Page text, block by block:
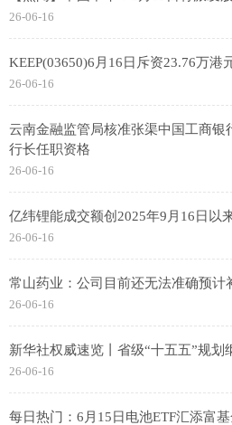
26-06-16
KEEP(03650)6月16日斥资23.76万港
26-06-16
云南金融监管局核准张渠中国工商
行长任职资格
26-06-16
亿纬锂能成交额创2025年9月16日以
26-06-16
常山药业：公司目前还无法准确预计
26-06-16
新华社权威速览丨省级“十五五”规划
26-06-16
每日热门：6月15日电池ETF汇添富